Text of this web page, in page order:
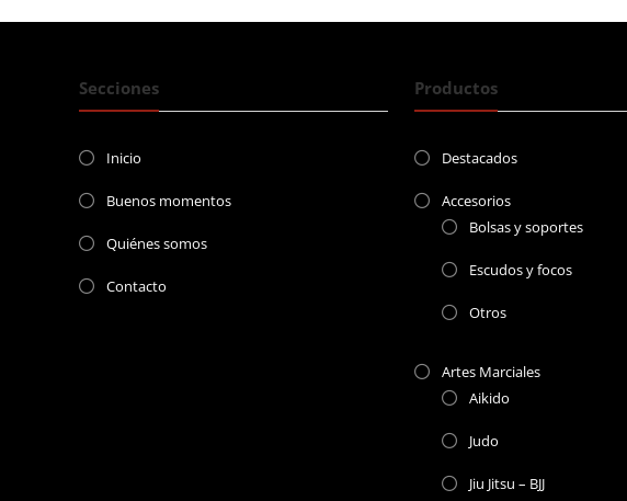
Secciones
Inicio
Buenos momentos
Quiénes somos
Contacto
Productos
Destacados
Accesorios
Bolsas y soportes
Escudos y focos
Otros
Artes Marciales
Aikido
Judo
Jiu Jitsu – BJJ